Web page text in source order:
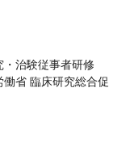
・治験従事者研修
働省 臨床研究総合促